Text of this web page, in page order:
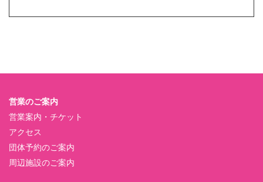
営業のご案内
営業案内・チケット
アクセス
団体予約のご案内
周辺施設のご案内